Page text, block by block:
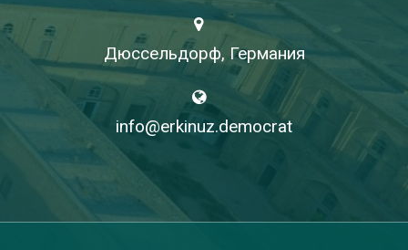
Дюссельдорф, Германия
info@erkinuz.democrat